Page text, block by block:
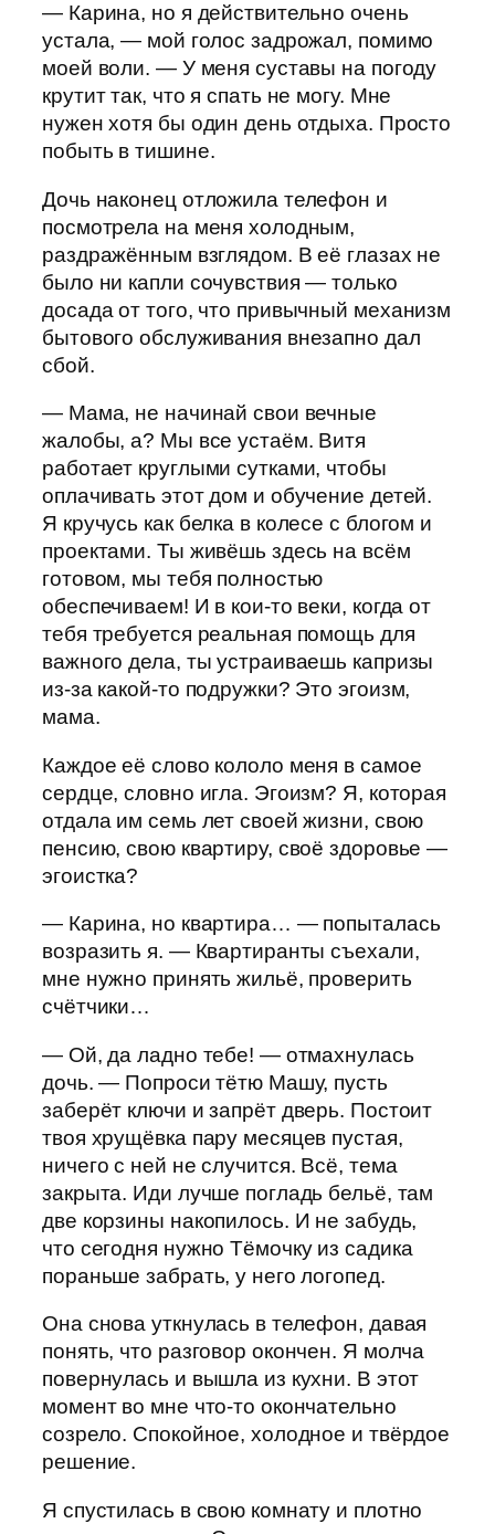
— Карина, но я действительно очень
устала, — мой голос задрожал, помимо
моей воли. — У меня суставы на погоду
крутит так, что я спать не могу. Мне
нужен хотя бы один день отдыха. Просто
побыть в тишине.
Дочь наконец отложила телефон и
посмотрела на меня холодным,
раздражённым взглядом. В её глазах не
было ни капли сочувствия — только
досада от того, что привычный механизм
бытового обслуживания внезапно дал
сбой.
— Мама, не начинай свои вечные
жалобы, а? Мы все устаём. Витя
работает круглыми сутками, чтобы
оплачивать этот дом и обучение детей.
Я кручусь как белка в колесе с блогом и
проектами. Ты живёшь здесь на всём
готовом, мы тебя полностью
обеспечиваем! И в кои-то веки, когда от
тебя требуется реальная помощь для
важного дела, ты устраиваешь капризы
из-за какой-то подружки? Это эгоизм,
мама.
Каждое её слово кололо меня в самое
сердце, словно игла. Эгоизм? Я, которая
отдала им семь лет своей жизни, свою
пенсию, свою квартиру, своё здоровье —
эгоистка?
— Карина, но квартира… — попыталась
возразить я. — Квартиранты съехали,
мне нужно принять жильё, проверить
счётчики…
— Ой, да ладно тебе! — отмахнулась
дочь. — Попроси тётю Машу, пусть
заберёт ключи и запрёт дверь. Постоит
твоя хрущёвка пару месяцев пустая,
ничего с ней не случится. Всё, тема
закрыта. Иди лучше погладь бельё, там
две корзины накопилось. И не забудь,
что сегодня нужно Тёмочку из садика
пораньше забрать, у него логопед.
Она снова уткнулась в телефон, давая
понять, что разговор окончен. Я молча
повернулась и вышла из кухни. В этот
момент во мне что-то окончательно
созрело. Спокойное, холодное и твёрдое
решение.
Я спустилась в свою комнату и плотно